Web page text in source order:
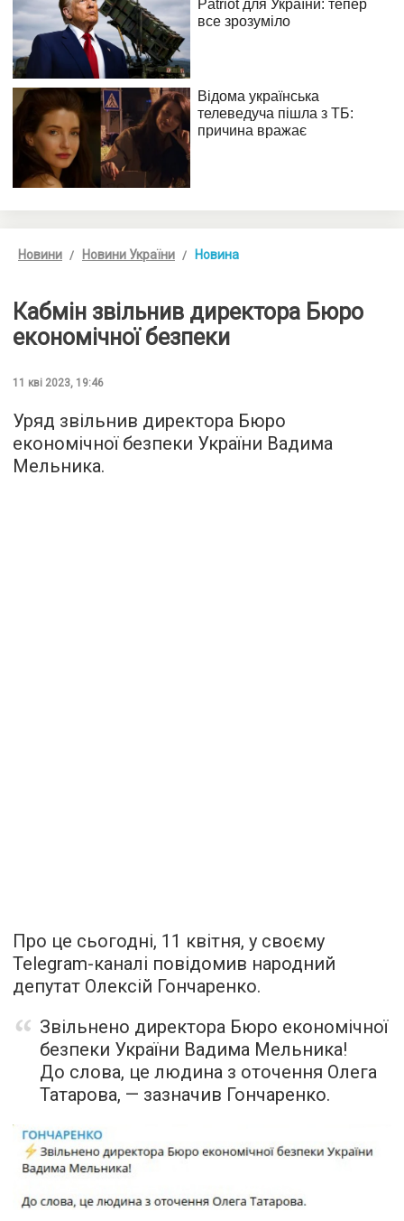
Новини Новини України Новина
Кабмін звільнив директора Бюро
економічної безпеки
11 кві 2023, 19:46
Уряд звільнив директора Бюро
економічної безпеки України Вадима
Мельника.
Про це сьогодні, 11 квітня, у своєму
Telegram-каналі повідомив народний
депутат Олексій Гончаренко.
Звільнено директора Бюро економічної
безпеки України Вадима Мельника!
До слова, це людина з оточення Олега
Татарова, — зазначив Гончаренко.